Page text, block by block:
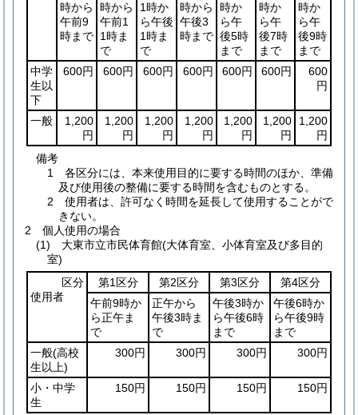
時から
午前9
時まで
時から
午前1
1時ま
で
1時か
ら午後
1時ま
で
時から
午後3
時まで
時か
ら午
後5時
まで
時か
ら午
後7時
まで
時か
ら午
後9時
まで
中学
生以
下
600円 600円 600円 600円 600円 600円
600
円
一般
1,200
円
1,200
円
1,200
円
1,200
円
1,200
円
1,200
円
1,200
円
備考
1 各区分には、本来使用目的に要する時間のほか、準備
及び使用後の整備に要する時間を含むものとする。
2 使用者は、許可なく時間を延長して使用することがで
きない。
2 個人使用の場合
(1) 大東市立市民体育館(大体育室、小体育室及び多目的
室)
区分
使用者
第1区分 第2区分 第3区分
第4区分
午前9時か
ら正午ま
で
正午から
午後3時ま
で
午後3時か
ら午後6時
まで
午後6時か
ら午後9時
まで
一般(高校
生以上)
300円 300円 300円 300円
小・中学
生
150円 150円 150円 150円